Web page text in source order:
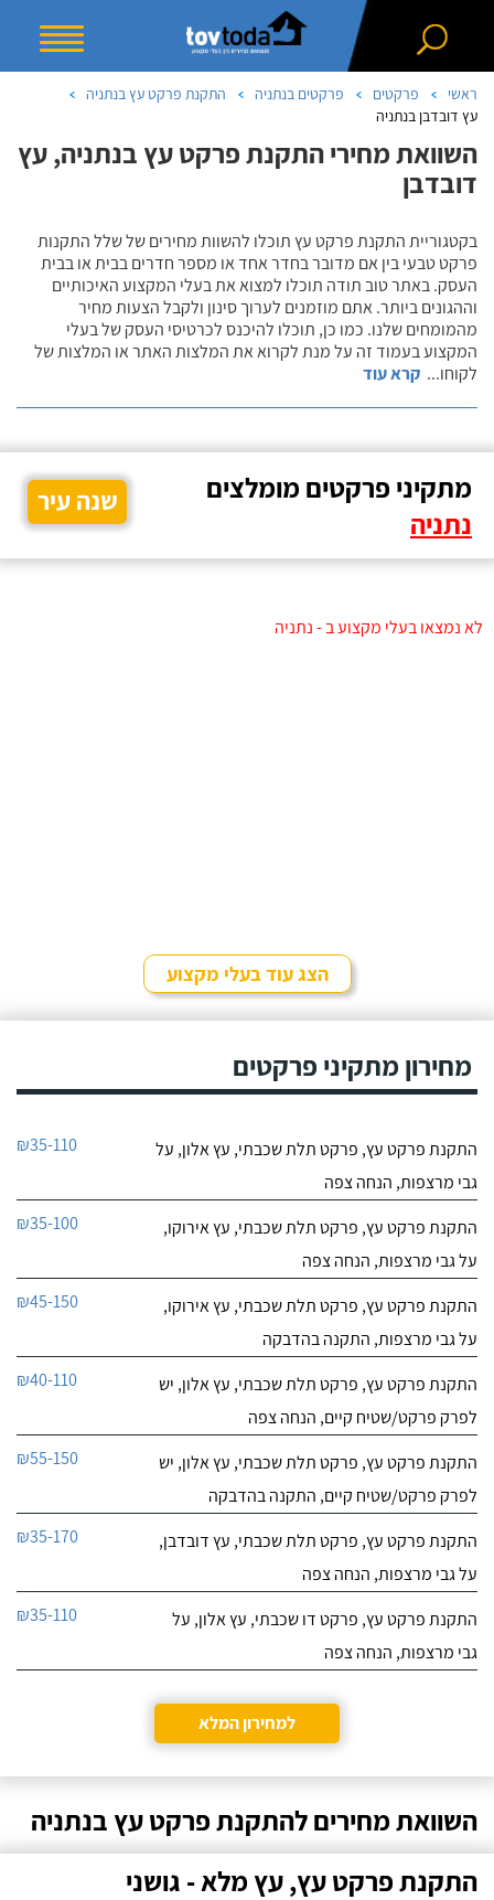
ראשי פרקטים פרקטים בנתניה
התקנת פרקט עץ בנתניה
עץ דובדבן בנתניה
השוואת מחירי התקנת פרקט עץ בנתניה, עץ
דובדבן
בקטגוריית התקנת פרקט עץ תוכלו להשוות מחירים של שלל התקנות
פרקט טבעי בין אם מדובר בחדר אחד או מספר חדרים בבית או בבית
העסק. באתר טוב תודה תוכלו למצוא את בעלי המקצוע האיכותיים
וההגונים ביותר. אתם מוזמנים לערוך סינון ולקבל הצעות מחיר
מהמומחים שלנו. כמו כן, תוכלו להיכנס לכרטיסי העסק של בעלי
המקצוע בעמוד זה על מנת לקרוא את המלצות האתר או המלצות של
לקוחו... קרא עוד
מתקיני פרקטים מומלצים
נתניה
שנה עיר
לא נמצאו בעלי מקצוע ב - נתניה
הצג עוד בעלי מקצוע
מחירון מתקיני פרקטים
התקנת פרקט עץ, פרקט תלת שכבתי, עץ אלון, על
גבי מרצפות, הנחה צפה
₪35-110
התקנת פרקט עץ, פרקט תלת שכבתי, עץ אירוקו,
על גבי מרצפות, הנחה צפה
₪35-100
התקנת פרקט עץ, פרקט תלת שכבתי, עץ אירוקו,
על גבי מרצפות, התקנה בהדבקה
₪45-150
התקנת פרקט עץ, פרקט תלת שכבתי, עץ אלון, יש
לפרק פרקט/שטיח קיים, הנחה צפה
₪40-110
התקנת פרקט עץ, פרקט תלת שכבתי, עץ אלון, יש
לפרק פרקט/שטיח קיים, התקנה בהדבקה
₪55-150
התקנת פרקט עץ, פרקט תלת שכבתי, עץ דובדבן,
על גבי מרצפות, הנחה צפה
₪35-170
התקנת פרקט עץ, פרקט דו שכבתי, עץ אלון, על
גבי מרצפות, הנחה צפה
₪35-110
למחירון המלא
השוואת מחירים להתקנת פרקט עץ בנתניה
התקנת פרקט עץ, עץ מלא - גושני